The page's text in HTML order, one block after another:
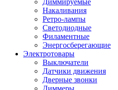
Диммируемые
Накаливания
Ретро-лампы
Светодиодные
Филаментные
Энергосберегающие
Электротовары
Выключатели
Датчики движения
Дверные звонки
Диммеры